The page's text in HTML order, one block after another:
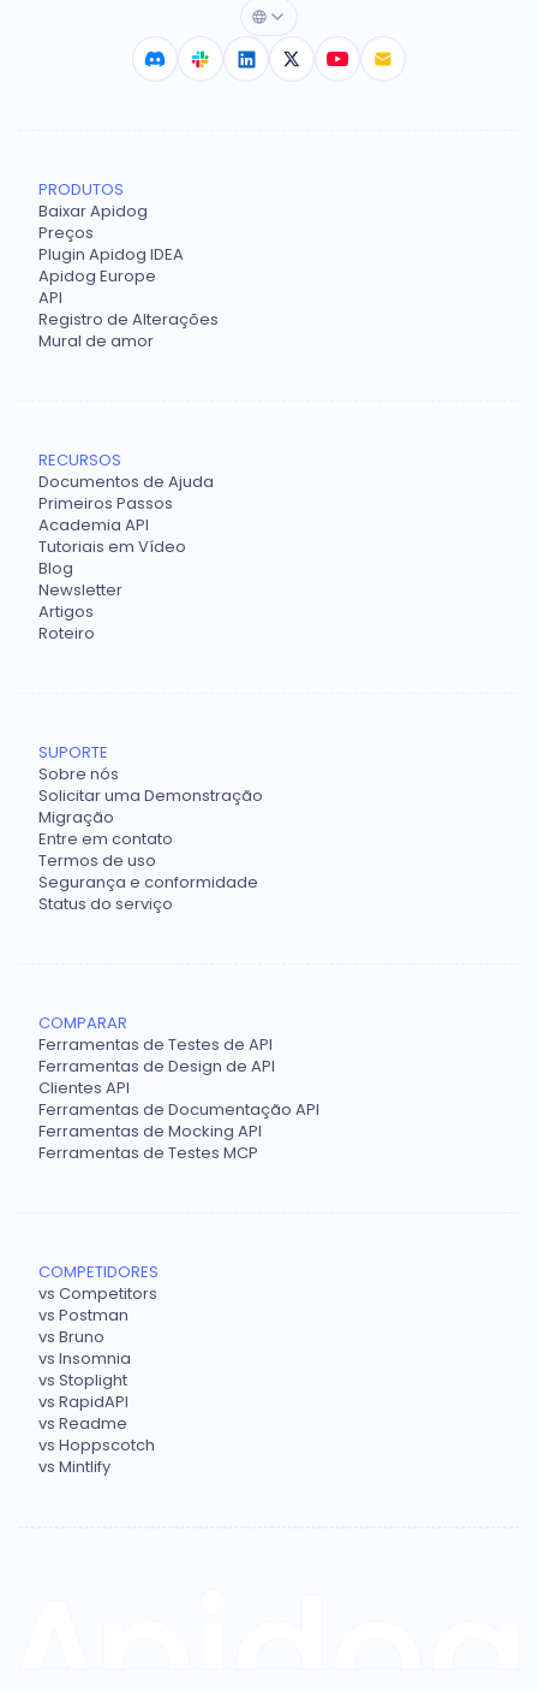
PRODUTOS
Baixar Apidog
Preços
Plugin Apidog IDEA
Apidog Europe
API
Registro de Alterações
Mural de amor
RECURSOS
Documentos de Ajuda
Primeiros Passos
Academia API
Tutoriais em Vídeo
Blog
Newsletter
Artigos
Roteiro
SUPORTE
Sobre nós
Solicitar uma Demonstração
Migração
Entre em contato
Termos de uso
Segurança e conformidade
Status do serviço
COMPARAR
Ferramentas de Testes de API
Ferramentas de Design de API
Clientes API
Ferramentas de Documentação API
Ferramentas de Mocking API
Ferramentas de Testes MCP
COMPETIDORES
vs Competitors
vs Postman
vs Bruno
vs Insomnia
vs Stoplight
vs RapidAPI
vs Readme
vs Hoppscotch
vs Mintlify